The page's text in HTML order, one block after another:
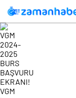
başvuru tarihi